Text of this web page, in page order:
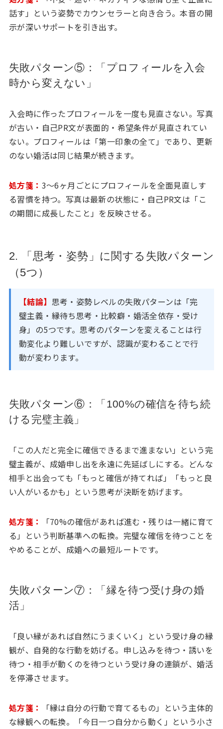
話す」という姿勢でカウンセラーと向き合う。本音の開
示が深いサポートを引き出す。
失敗パターン⑤：「プロフィールを入会
時から変えない」
入会時に作ったプロフィールを一度も見直さない。写真
が古い・自己PR文が表面的・希望条件が見直されてい
ない。プロフィールは「第一印象の全て」であり、更新
のない婚活は同じ結果が続きます。
処方箋： 3〜6ヶ月ごとにプロフィールを全面見直しす
る習慣を持つ。写真は最新の状態に・自己PR文は「こ
の期間に成長したこと」を反映させる。
2. 「思考・姿勢」に関する失敗パターン
（5つ）
【結論】 思考・姿勢レベルの失敗パターンは「完
璧主義・縁待ち思考・比較癖・婚活全依存・受け
身」の5つです。思考のパターンを変えることは行
動変化より難しいですが、認識が変わることで行
動が変わります。
失敗パターン⑥：「100%の確信を待ち続
ける完璧主義」
「この人だと完全に確信できるまで進まない」という完
璧主義が、成婚申し出を永遠に先延ばしにする。どんな
相手と出会っても「もっと確信が持てれば」「もっと良
い人がいるかも」という思考が決断を妨げます。
処方箋：
「70%の確信があれば進む・残りは一緒に育て
る」という判断基準への転換。完璧な確信を待つことを
やめることが、成婚への最短ルートです。
失敗パターン⑦：「縁を待つ受け身の婚
活」
「良い縁があれば自然にうまくいく」という受け身の縁
観が、自発的な行動を妨げる。申し込みを待つ・誘いを
待つ・相手が動くのを待つという受け身の連鎖が、婚活
を停滞させます。
処方箋：
「縁は自分の行動で育てるもの」という主体的
な縁観への転換。「今日一つ自分から動く」という小さ